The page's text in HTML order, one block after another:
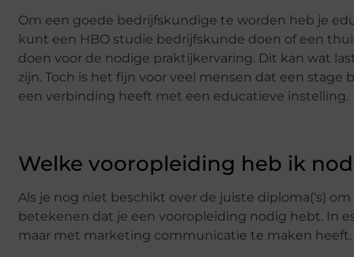
Om een goede bedrijfskundige te worden heb je
kunt een HBO studie bedrijfskunde doen of een
doen voor de nodige praktijkervaring. Dit kan wat
zijn. Toch is het fijn voor veel mensen dat een
een verbinding heeft met een educatieve instelling.
Welke vooropleiding heb ik
Als je nog niet beschikt over de juiste diploma(‘s)
betekenen dat je een vooropleiding nodig hebt. In
maar met marketing communicatie te maken heeft.